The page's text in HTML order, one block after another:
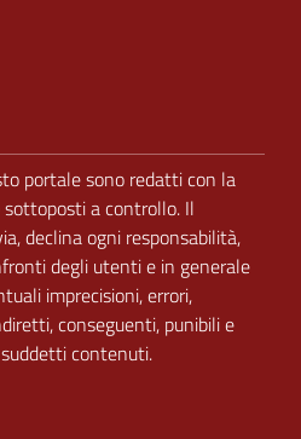
portale sono redatti con la
sottoposti acontrollo. Il
declina ogni responsabilità,
degli utenti e in generale
imprecisioni, errori,
conseguenti, punibili e
contenuti.